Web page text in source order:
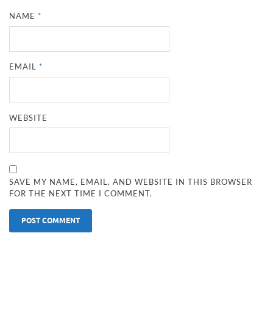
NAME*
EMAIL*
WEBSITE
SAVE MY NAME, EMAIL, AND WEBSITE IN THIS BROWSER
FOR THE NEXT TIME I COMMENT.